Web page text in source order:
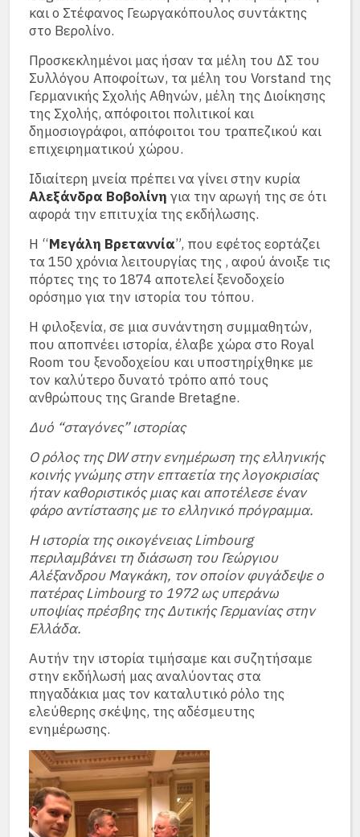
και ο Στέφανος Γεωργακόπουλος συντάκτης
στο Βερολίνο.
Προσκεκλημένοι μας ήσαν τα μέλη του ΔΣ του
Συλλόγου Αποφοίτων, τα μέλη του Vorstand της
Γερμανικής Σχολής Αθηνών, μέλη της Διοίκησης
της Σχολής, απόφοιτοι πολιτικοί και
δημοσιογράφοι, απόφοιτοι του τραπεζικού και
επιχειρηματικού χώρου.
Ιδιαίτερη μνεία πρέπει να γίνει στην κυρία
Αλεξάνδρα Βοβολίνη για την αρωγή της σε ότι
αφορά την επιτυχία της εκδήλωσης.
Η “Μεγάλη Βρεταννία”, που εφέτος εορτάζει
τα 150 χρόνια λειτουργίας της , αφού άνοιξε τις
πόρτες της το 1874 αποτελεί ξενοδοχείο
ορόσημο για την ιστορία του τόπου.
Η φιλοξενία, σε μια συνάντηση συμμαθητών,
που αποπνέει ιστορία, έλαβε χώρα στο Royal
Room του ξενοδοχείου και υποστηρίχθηκε με
τον καλύτερο δυνατό τρόπο από τους
ανθρώπους της Grande Bretagne.
Δυό “σταγόνες” ιστορίας
Ο ρόλος της DW στην ενημέρωση της ελληνικής
κοινής γνώμης στην επταετία της λογοκρισίας
ήταν καθοριστικός μιας και αποτέλεσε έναν
φάρο αντίστασης με το ελληνικό πρόγραμμα.
Η ιστορία της οικογένειας Limbourg
περιλαμβάνει τη διάσωση του Γεώργιου
Αλέξανδρου Μαγκάκη, τον οποίον φυγάδεψε ο
πατέρας Limbourg το 1972 ως υπεράνω
υποψίας πρέσβης της Δυτικής Γερμανίας στην
Ελλάδα.
Αυτήν την ιστορία τιμήσαμε και συζητήσαμε
στην εκδήλωσή μας αναλύοντας στα
πηγαδάκια μας τον καταλυτικό ρόλο της
ελεύθερης σκέψης, της αδέσμευτης
ενημέρωσης.